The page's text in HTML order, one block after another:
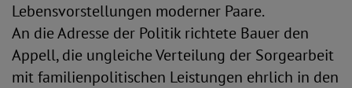
Lebensvorstellungen moderner Paare.
An die Adresse der Politik richtete Bauer den
Appell, die ungleiche Verteilung der Sorgearbeit
mit familienpolitischen Leistungen ehrlich in den